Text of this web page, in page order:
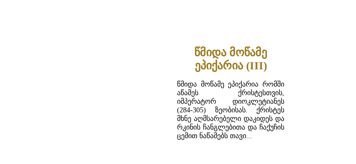
წმიდა მოწამე
ეპიქარია (III)
წმიდა მოწამე ეპიქარია რომში
აწამეს ქრისტესთვის,
იმპერატორ დიოკლეტიანეს
(284-305) ზეობისას. ქრისტეს
მხნე აღმსარებელი დაკიდეს და
რკინის ჩანგლებითა და ჩაქუჩის
ცემით ნაწამებს თავი...